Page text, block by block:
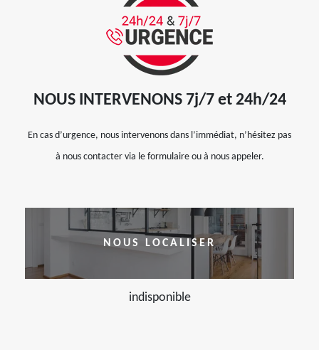
NOUS INTERVENONS 7j/7 et 24h/24
En cas d’urgence, nous intervenons dans l’immédiat, n’hésitez pas
à nous contacter via le formulaire ou à nous appeler.
NOUS LOCALISER
indisponible